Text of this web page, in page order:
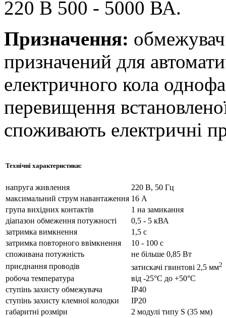
220 В 500 - 5000 ВА.
Призначення:
призначений для
електричного кола
перевищення
споживають електричні
Технічні характеристики:
напруга живлення
220 В, 50 Гц
максимальний струм навантаження 16 А
група вихідних контактів
1 на замикання
діапазон обмеження потужності
0,5 - 5 кВА
затримка вимкнення
1,5 с
затримка повторного ввімкнення
10 - 100 с
споживана потужність
не більше 0,85 Вт
приєднання проводів
затискачі гвинтові 2,5 мм2
робоча температура
від -25°С до +50°С
ступінь захисту обмежувача
IP40
ступінь захисту клемної колодки
IP20
габаритні розміри
2 модулі типу S (35 мм)